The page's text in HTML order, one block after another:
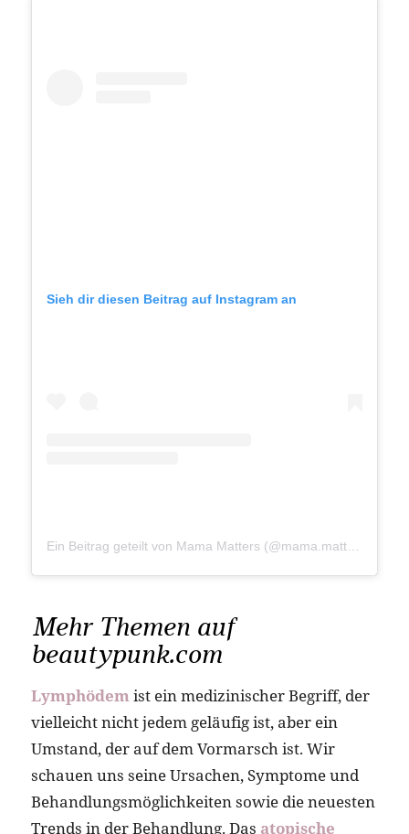
Sieh dir diesen Beitrag auf Instagram an
Ein Beitrag geteilt von Mama Matters (@mama.matters)
Mehr Themen auf
beautypunk.com
Lymphödemist ein medizinischer Begriff, der
vielleicht nicht jedem geläufig ist, aber ein
Umstand, der auf dem Vormarsch ist. Wir
schauen uns seine Ursachen, Symptome und
Behandlungsmöglichkeiten sowie die neuesten
Trends in der Behandlung. Das atopische